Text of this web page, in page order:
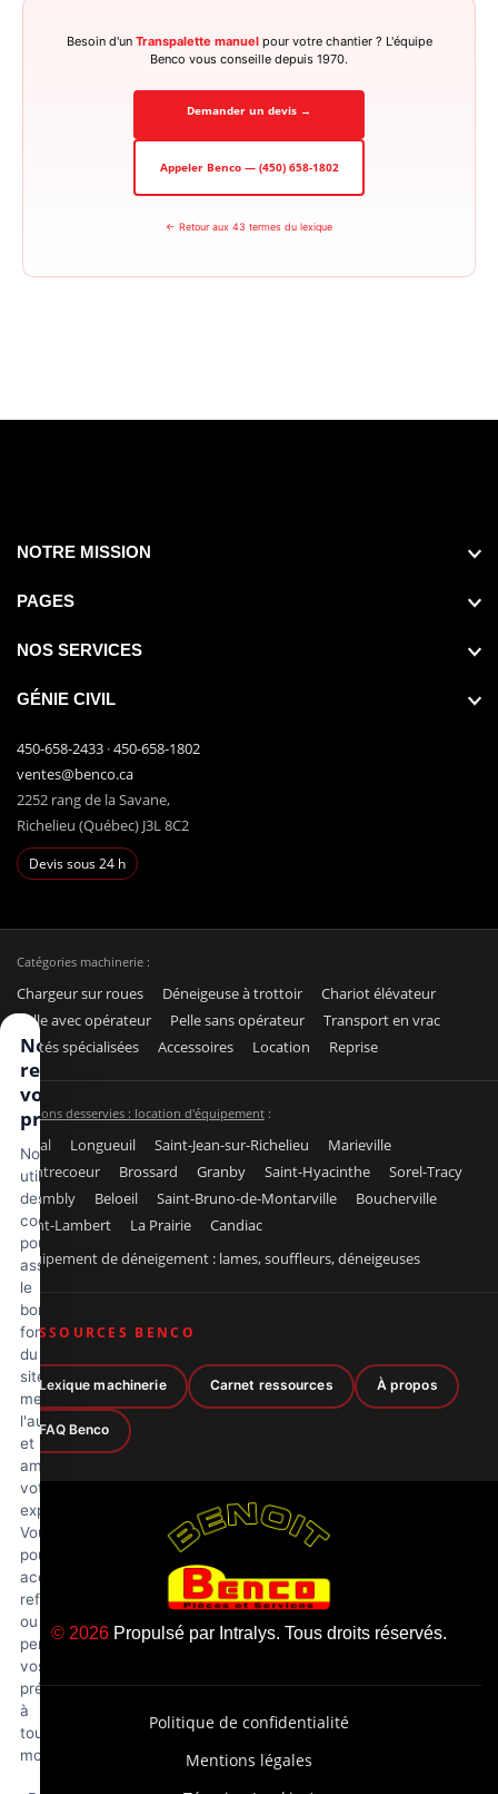
Besoin d'un Transpalette manuelpour votre chantier ? L'équipe
Benco vous conseille depuis 1970.
Demander un devis →
Appeler Benco — (450) 658-1802
← Retour aux 43 termes du lexique
NOTRE MISSION
PAGES
NOS SERVICES
GÉNIE CIVIL
450-658-2433 ·450-658-1802
ventes@benco.ca
2252 rang de la Savane,
Richelieu (Québec) J3L 8C2
Devis sous 24 h
Catégories machinerie :
Chargeur sur roues Déneigeuse à trottoir
Chariot élévateur
Pelle avec opérateur
Pelle sans opérateur
Transport en vrac
Unités spécialisées
Accessoires Location Reprise
Régions desservies : location d'équipement :
Laval Longueuil Saint-Jean-sur-Richelieu
Marieville
Contrecoeur
Brossard Granby Saint-Hyacinthe
Sorel-Tracy
Chambly
Beloeil Saint-Bruno-de-Montarville
Boucherville
Saint-Lambert
La Prairie
Candiac
Équipement de déneigement : lames, souffleurs, déneigeuses
RESSOURCES BENCO
Lexique machinerie Carnet ressources À propos
FAQ Benco
© 2026 Propulsé par Intralys. Tous droits réservés.
Politique de confidentialité
Mentions légales
Nous
respectons
votre vie
privée
Nous
utilisons
des
cookies
pour
assurer
le
bon
fonctionnement
du
site,
mesurer
l'audience
et
améliorer
votre
expérience.
Vous
pouvez
accepter,
refuser
ou
personnaliser
vos
préférences
à
tout
moment.